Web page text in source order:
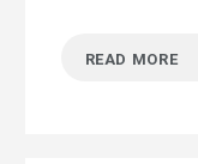
READ MORE